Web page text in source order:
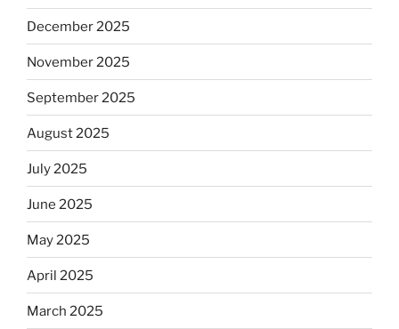
December 2025
November 2025
September 2025
August 2025
July 2025
June 2025
May 2025
April 2025
March 2025